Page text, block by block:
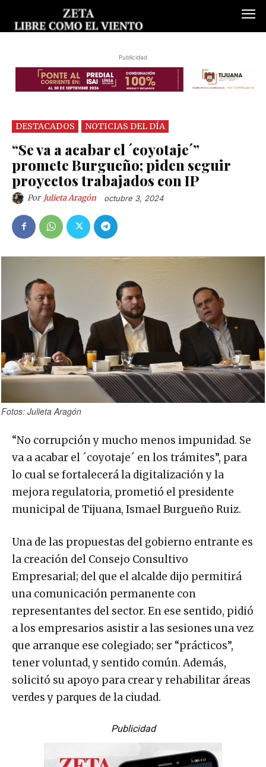
Publicidad
DESTACADOS NOTICIAS DEL DÍA
“Se va a acabar el ´coyotaje´”
promete Burgueño; piden seguir
proyectos trabajados con IP
Por Julieta Aragón octubre 3, 2024
Fotos: Julieta Aragón
“No corrupción y mucho menos impunidad. Se
va a acabar el ´coyotaje´ en los trámites”, para
lo cual se fortalecerá la digitalización y la
mejora regulatoria, prometió el presidente
municipal de Tijuana, Ismael Burgueño Ruiz.
Una de las propuestas del gobierno entrante es
la creación del Consejo Consultivo
Empresarial; del que el alcalde dijo permitirá
una comunicación permanente con
representantes del sector. En ese sentido, pidió
a los empresarios asistir a las sesiones una vez
que arranque ese colegiado; ser “prácticos”,
tener voluntad, y sentido común. Además,
solicitó su apoyo para crear y rehabilitar áreas
verdes y parques de la ciudad.
Publicidad